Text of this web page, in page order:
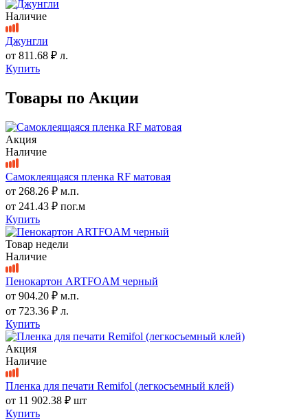
Наличие
Джунгли
от 811.68 ₽ л.
Купить
Товары по Акции
Акция
Наличие
Самоклеящаяся пленка RF матовая
от 268.26 ₽ м.п.
от 241.43 ₽ пог.м
Купить
Товар недели
Наличие
Пенокартон ARTFOAM черный
от 904.20 ₽ м.п.
от 723.36 ₽ л.
Купить
Акция
Наличие
Пленка для печати Remifol (легкосъемный клей)
от 11 902.38 ₽ шт
Купить